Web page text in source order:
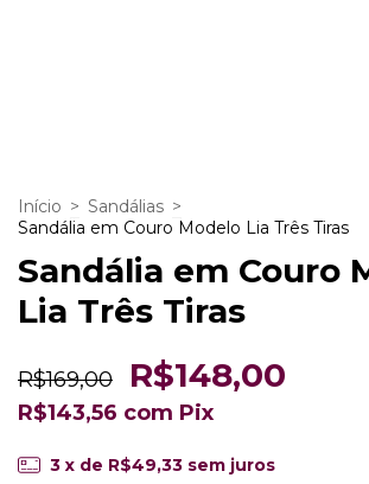
Início > Sandálias >
Sandália em Couro Modelo Lia Três Tiras
Sandália em Couro
Lia Três Tiras
R$169,00 R$148,00
R$143,56 com Pix
3 x de R$49,33 sem juros